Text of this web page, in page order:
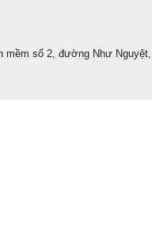
mềm số 2, đường Như